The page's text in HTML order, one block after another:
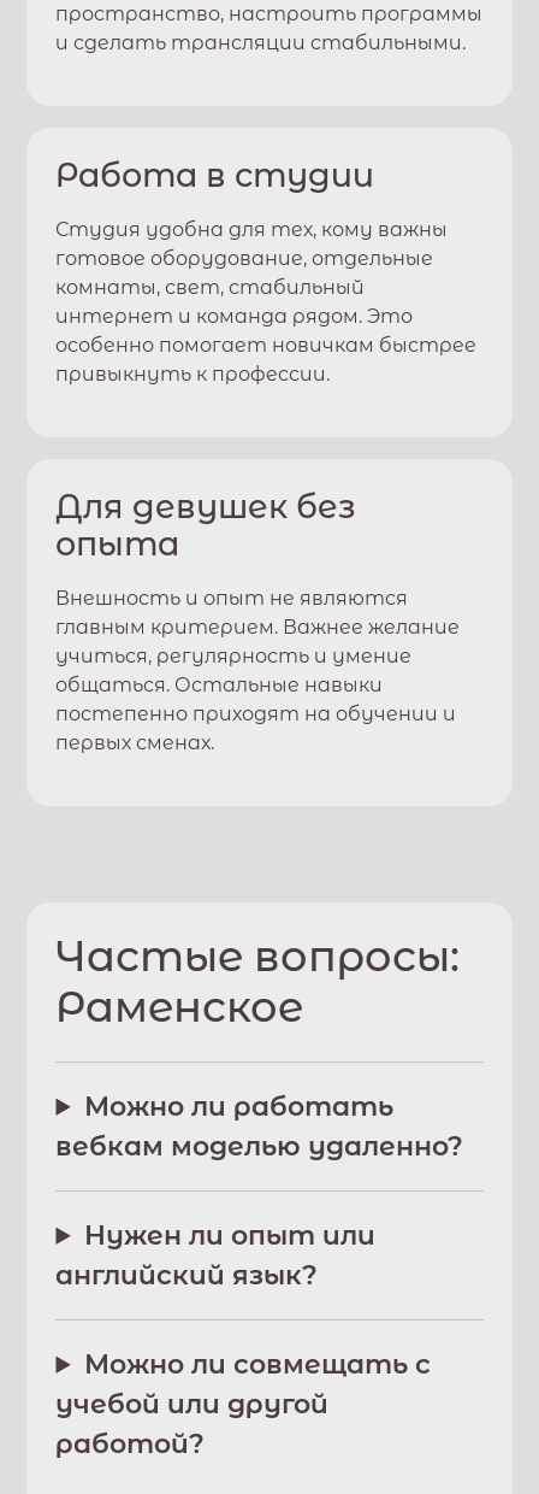
пространство, настроить программы
и сделать трансляции стабильными.
Работа в студии
Студия удобна для тех, кому важны
готовое оборудование, отдельные
комнаты, свет, стабильный
интернет и команда рядом. Это
особенно помогает новичкам быстрее
привыкнуть к профессии.
Для девушек без
опыта
Внешность и опыт не являются
главным критерием. Важнее желание
учиться, регулярность и умение
общаться. Остальные навыки
постепенно приходят на обучении и
первых сменах.
Частые вопросы:
Раменское
Можно ли работать
вебкам моделью удаленно?
Нужен ли опыт или
английский язык?
Можно ли совмещать с
учебой или другой
работой?